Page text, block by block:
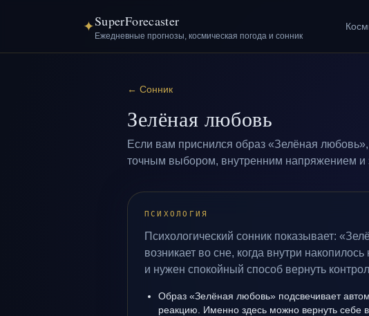
✦SuperForecaster
Ежедневные прогнозы, космическая погода и сонник
← Сонник
Зелёная любовь
Если вам приснился образ «Зелёная
точным выбором, внутренним напряжением и
ПСИХОЛОГИЯ
Психологический сонник показывает:
возникает во сне, когда внутри
и нужен спокойный способ вернуть
Образ «Зелёная любовь» подсвечивает
реакцию. Именно здесь можно вернуть себе